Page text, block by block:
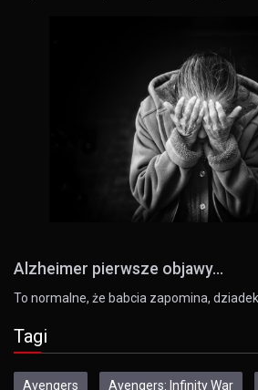
Alzheimer pierwsze objawy...
To normalne, że babcia zapomina,
Tagi
Avengers Avengers: Infinity War